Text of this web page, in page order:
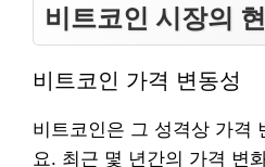
비트코인 시장의
비트코인 가격 변동성
비트코인은 그 성격상 가격
요. 최근 몇 년간의 가격 변